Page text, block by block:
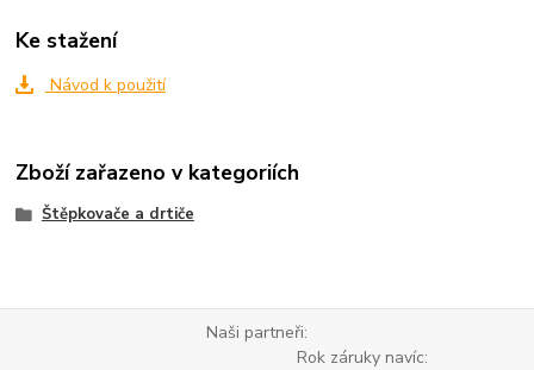
Ke stažení
Návod k použití
Zboží zařazeno v kategoriích
Štěpkovače a drtiče
Naši partneři:
Rok záruky navíc: